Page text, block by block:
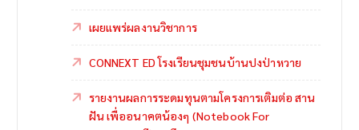
เผยแพร่ผลงานวิชาการ
CONNEXT ED โรงเรียนชุมชนบ้านปงป่าหวาย
รายงานผลการระดมทุนตามโครงการเติมต่อ สาน
ฝัน เพื่ออนาคตน้องๆ (Notebook For